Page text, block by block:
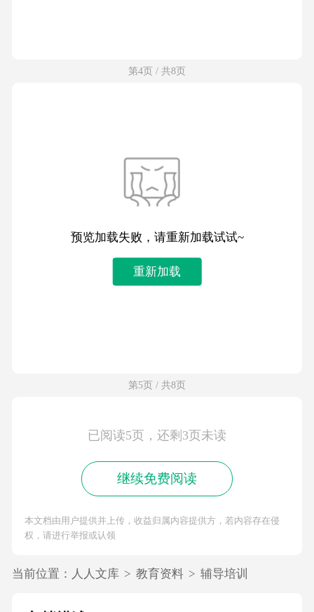
第4页 / 共8页
预览加载失败，请重新加载试试~
重新加载
第5页 / 共8页
已阅读5页，还剩3页未读
继续免费阅读
本文档由用户提供并上传，收益归属内容提供方，若内容存在侵
权，请进行举报或认领
当前位置： 人人文库 > 教育资料 > 辅导培训